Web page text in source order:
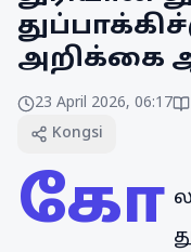
அறிக்கை
23 April 2026, 06:17
Kongsi
கோ